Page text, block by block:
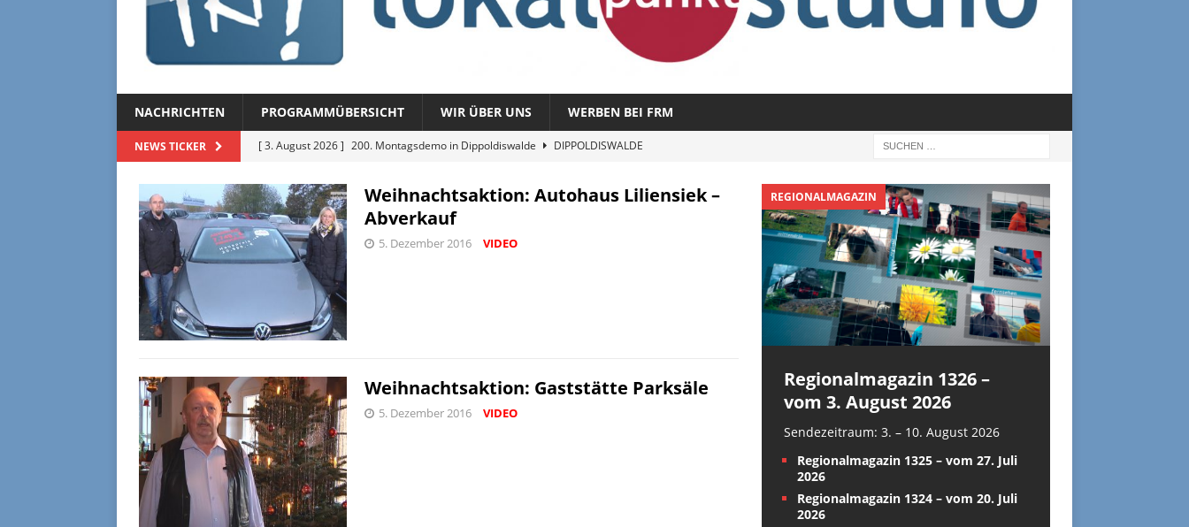
NACHRICHTEN PROGRAMMÜBERSICHT WIR ÜBER UNS WERBEN BEI FRM
NEWS TICKER [ 3. August 2026 ] 200. Montagsdemo in Dippoldiswalde
DIPPOLDISWALDE
[ 27. Juli 2026 ] Regionalmagazin 1325 – vom 27. Juli 2026
REGIONALMAGAZIN
[ 27. Juli 2026 ] Herzliche Einladung zu „Fit im Park“
[ 3. August 2026 ]
Weihnachtsaktion: Autohaus Liliensiek –
Abverkauf
5. Dezember 2016 VIDEO
Weihnachtsaktion: Gaststätte Parksäle
5. Dezember 2016 VIDEO
REGIONALMAGAZIN
Regionalmagazin 1326 –
vom 3. August 2026
Sendezeitraum: 3. – 10. August 2026
Regionalmagazin 1325 – vom 27. Juli
2026
Regionalmagazin 1324 – vom 20. Juli
2026